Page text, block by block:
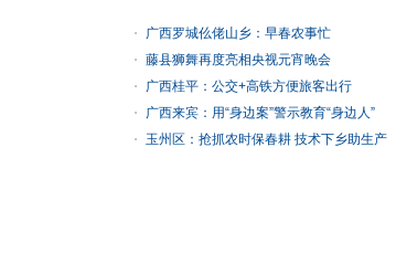
广西罗城仫佬山乡：早春农事忙
藤县狮舞再度亮相央视元宵晚会
广西桂平：公交+高铁方便旅客出行
广西来宾：用“身边案”警示教育“身边人”
玉州区：抢抓农时保春耕 技术下乡助生产